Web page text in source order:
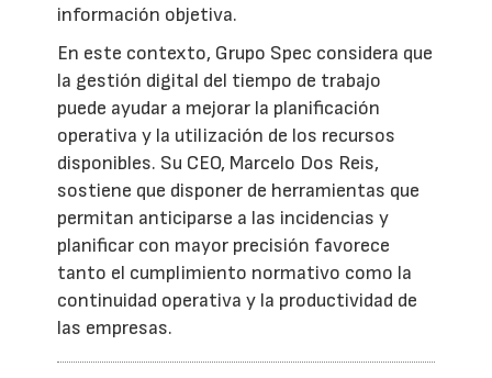
información objetiva.
En este contexto, Grupo Spec considera que
la gestión digital del tiempo de trabajo
puede ayudar a mejorar la planificación
operativa y la utilización de los recursos
disponibles. Su CEO, Marcelo Dos Reis,
sostiene que disponer de herramientas que
permitan anticiparse a las incidencias y
planificar con mayor precisión favorece
tanto el cumplimiento normativo como la
continuidad operativa y la productividad de
las empresas.